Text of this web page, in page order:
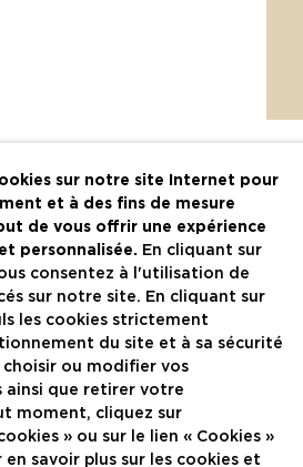
sur notre site Internet pour
et à des fins de mesure
de vous offrir une expérience
personnalisée. En cliquant sur
consentez à l'utilisation de
sur notre site. En cliquant sur
les cookies strictement
du site et à sa sécurité
ou modifier vos
ainsi que retirer votre
moment, cliquez sur
» ou sur le lien « Cookies »
en savoir plus sur les cookies et